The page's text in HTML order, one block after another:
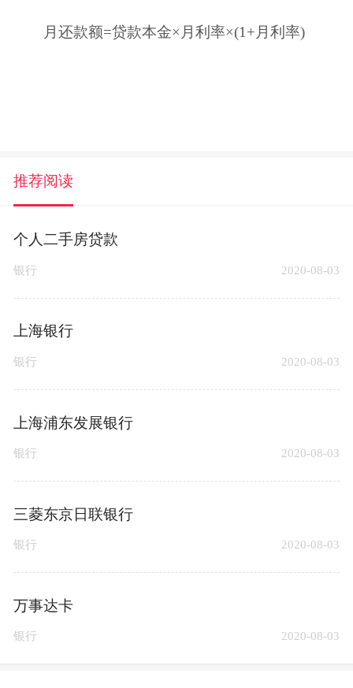
月还款额=贷款本金×月利率×(1+月利率)
推荐阅读
个人二手房贷款
银行 2020-08-03
上海银行
银行 2020-08-03
上海浦东发展银行
银行 2020-08-03
三菱东京日联银行
银行 2020-08-03
万事达卡
银行 2020-08-03